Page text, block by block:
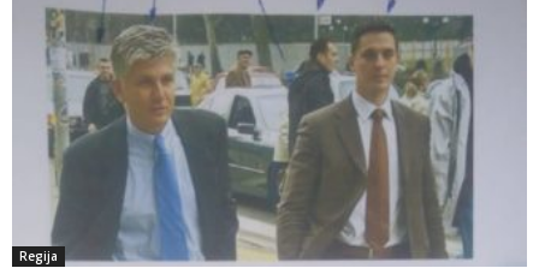
Regija